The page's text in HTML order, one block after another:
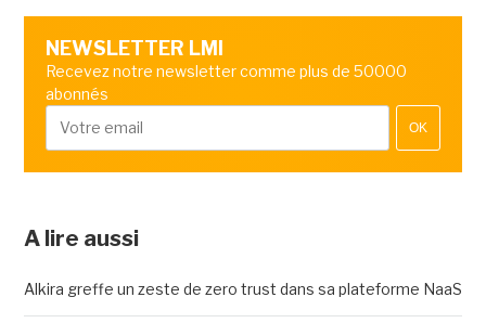
NEWSLETTER LMI
Recevez notre newsletter comme plus de 50000
abonnés
OK
A lire aussi
Alkira greffe un zeste de zero trust dans sa plateforme NaaS